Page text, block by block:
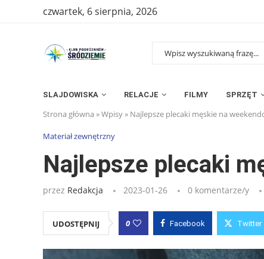
czwartek, 6 sierpnia, 2026
SLAJDOWISKA RELACJE FILMY SPRZĘT
Strona główna »Wpisy» Najlepsze plecaki męskie na
Materiał zewnętrzny
Najlepsze plecaki
przez Redakcja 2023-01-26 0 komentarze/y
UDOSTĘPNIJ 0 Facebook Twitter